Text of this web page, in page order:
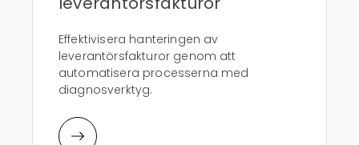
Effektivisera hanteringen av
leverantörsfakturor genom att
automatisera processerna med
diagnosverktyg.